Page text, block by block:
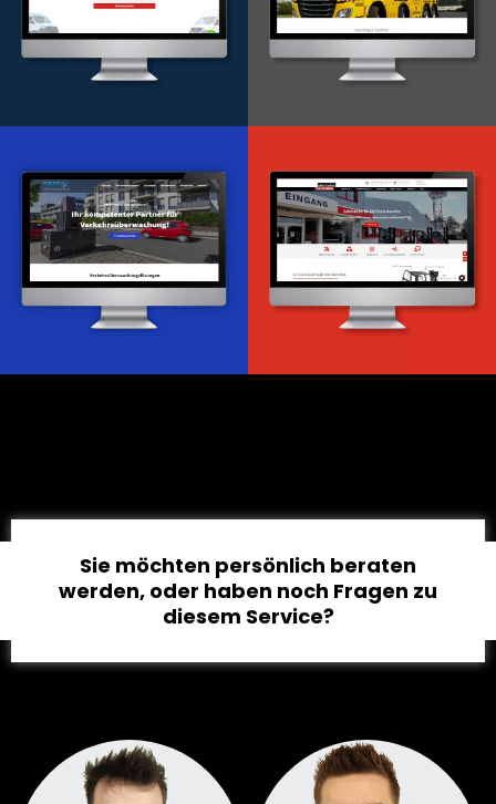
WordPress Entwicklung
Webdesign & -entwicklung
Sie möchten persönlich beraten
werden, oder haben noch Fragen zu
diesem Service?